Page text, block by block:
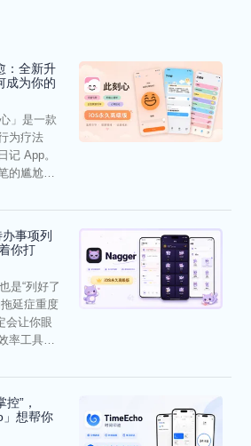
：全新升
成为你的
」是一款
为疗法
记 App。
的尴尬，
事项列
你打
是“列好了
延症重度
会让你眼
率工具冰
”，
」想帮你